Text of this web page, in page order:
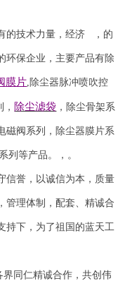
的技术力量，经济 ，的
环保企业，主要产品有除
膜片, 除尘器脉冲喷吹控
除尘滤袋 ，除尘骨架系
磁阀系列，除尘器膜片系
系列等产品。，。
信誉，以诚信为本，质量
管理体制，配套、精诚合
持下，为了祖国的蓝天工
同仁精诚合作，共创伟